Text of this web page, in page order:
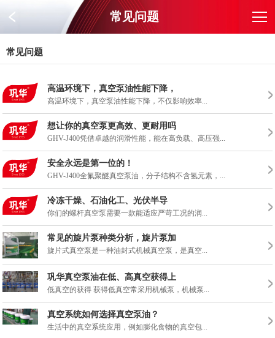
常见问题
常见问题
高温环境下，真空泵油性能下降，
高温环境下，真空泵油性能下降，不仅影响效率...
想让你的真空泵更高效、更耐用吗
GHV-J400凭借卓越的润滑性能，能在高负载、高压强...
安全永远是第一位的！
GHV-J400全氟聚醚真空泵油，分子结构不含氢元素，...
冷冻干燥、石油化工、光伏半导
你们的螺杆真空泵需要一款能适应严苛工况的润...
常见的旋片泵种类分析，旋片泵加
旋片式真空泵是一种油封式机械真空泵，是真空...
巩华真空泵油在低、高真空获得上
低真空的获得 获得低真空常采用机械泵，机械泵...
真空系统如何选择真空泵油？
生活中的真空系统应用，例如膨化食物的真空包...